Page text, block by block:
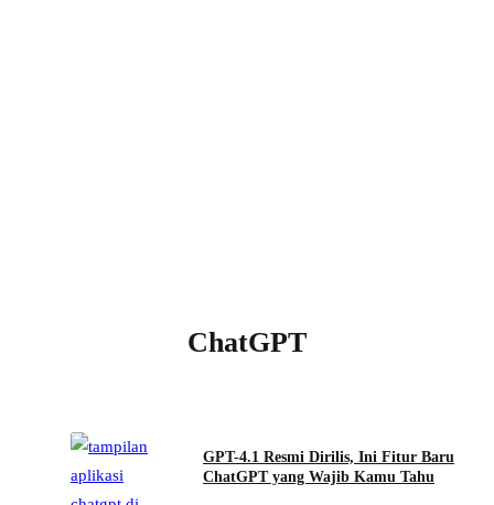
ChatGPT
GPT-4.1 Resmi Dirilis, Ini Fitur Baru
ChatGPT yang Wajib Kamu Tahu